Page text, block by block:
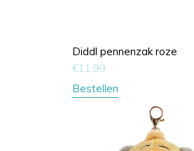
Diddl pennenzak roze
€11,99
Bestellen